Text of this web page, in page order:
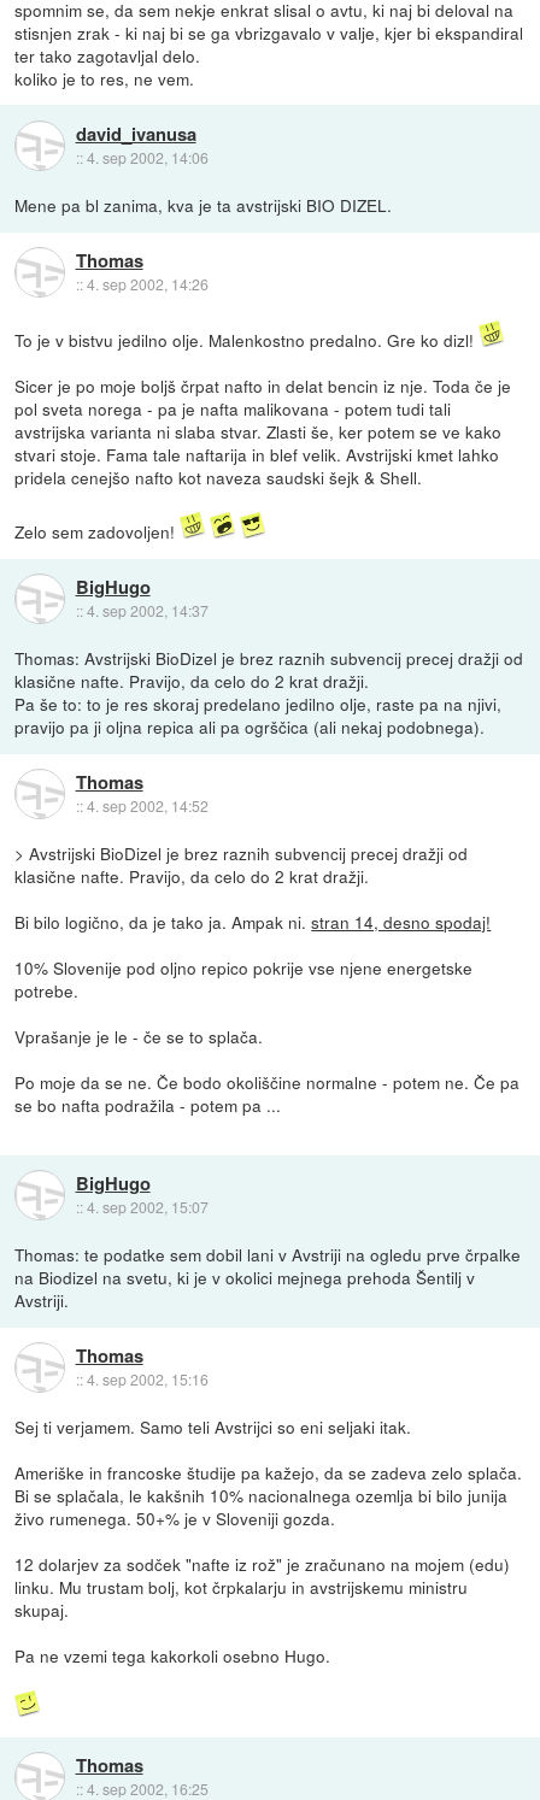
spomnim se, da sem nekje enkrat slisal o avtu, ki naj bi deloval na
stisnjen zrak - ki naj bi se ga vbrizgavalo v valje, kjer bi ekspandiral
ter tako zagotavljal delo.
koliko je to res, ne vem.
david_ivanusa
::4. sep 2002, 14:06
Mene pa bl zanima, kva je ta avstrijski BIO DIZEL.
Thomas
::4. sep 2002, 14:26
To je v bistvu jedilno olje. Malenkostno predalno. Gre ko dizl!
Sicer je po moje boljš črpat nafto in delat bencin iz nje. Toda če je
pol sveta norega - pa je nafta malikovana - potem tudi tali
avstrijska varianta ni slaba stvar. Zlasti še, ker potem se ve kako
stvari stoje. Fama tale naftarija in blef velik. Avstrijski kmet lahko
pridela cenejšo nafto kot naveza saudski šejk & Shell.
Zelo sem zadovoljen!
BigHugo
::4. sep 2002, 14:37
Thomas: Avstrijski BioDizel je brez raznih subvencij precej dražji od
klasične nafte. Pravijo, da celo do 2 krat dražji.
Pa še to: to je res skoraj predelano jedilno olje, raste pa na njivi,
pravijo pa ji oljna repica ali pa ogrščica (ali nekaj podobnega).
Thomas
::4. sep 2002, 14:52
> Avstrijski BioDizel je brez raznih subvencij precej dražji od
klasične nafte. Pravijo, da celo do 2 krat dražji.
Bi bilo logično, da je tako ja. Ampak ni.stran 14, desno spodaj!
10% Slovenije pod oljno repico pokrije vse njene energetske
potrebe.
Vprašanje je le - če se to splača.
Po moje da se ne. Če bodo okoliščine normalne - potem ne. Če pa
se bo nafta podražila - potem pa ...
BigHugo
::4. sep 2002, 15:07
Thomas: te podatke sem dobil lani v Avstriji na ogledu prve črpalke
na Biodizel na svetu, ki je v okolici mejnega prehoda Šentilj v
Avstriji.
Thomas
::4. sep 2002, 15:16
Sej ti verjamem. Samo teli Avstrijci so eni seljaki itak.
Ameriške in francoske študije pa kažejo, da se zadeva zelo splača.
Bi se splačala, le kakšnih 10% nacionalnega ozemlja bi bilo junija
živo rumenega. 50+% je v Sloveniji gozda.
12 dolarjev za sodček "nafte iz rož" je zračunano na mojem (edu)
linku. Mu trustam bolj, kot črpkalarju in avstrijskemu ministru
skupaj.
Pa ne vzemi tega kakorkoli osebno Hugo.
Thomas
::4. sep 2002, 16:25